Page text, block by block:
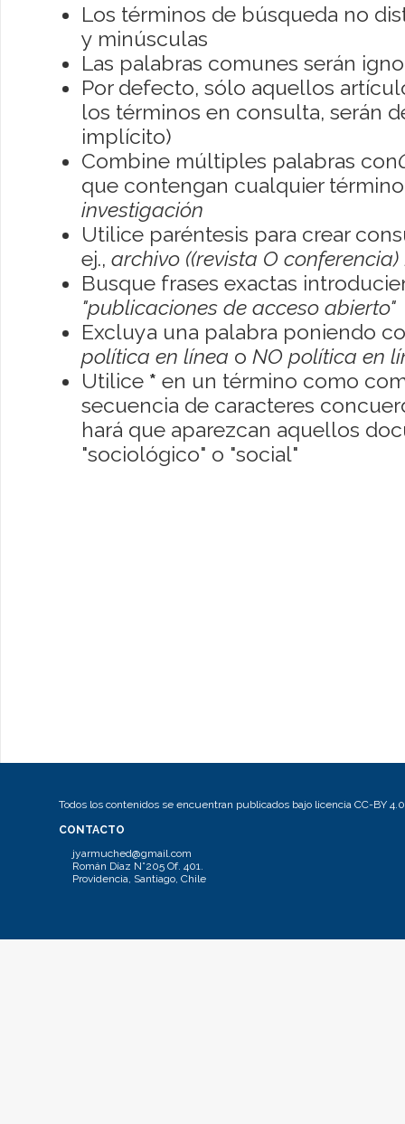
Los términos de búsqueda no
y minúsculas
Las palabras comunes serán
Por defecto, sólo aquellos
los términos en consulta, serán
implícito)
Combine múltiples palabras con
que contengan cualquier
investigación
Utilice paréntesis para crear
ej., archivo ((revista O conferencia)
Busque frases exactas
"publicaciones de acceso abierto"
Excluya una palabra poniendo
política en línea o NO política en
Utilice * en un término como
secuencia de caracteres
hará que aparezcan aquellos
"sociológico" o "social"
Todos los contenidos se encuentran publicados bajo licencia CC-BY 4.0
CONTACTO
jyarmuched@gmail.com
Román Díaz N°205 Of. 401.
Providencia, Santiago, Chile